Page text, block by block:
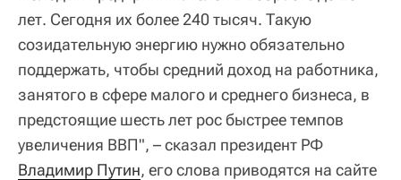
лет. Сегодня их более 240 тысяч. Такую
созидательную энергию нужно обязательно
поддержать, чтобы средний доход на работника,
занятого в сфере малого и среднего бизнеса, в
предстоящие шесть лет рос быстрее темпов
увеличения ВВП", – сказал президент РФ
Владимир Путин, его слова приводятся на сайте